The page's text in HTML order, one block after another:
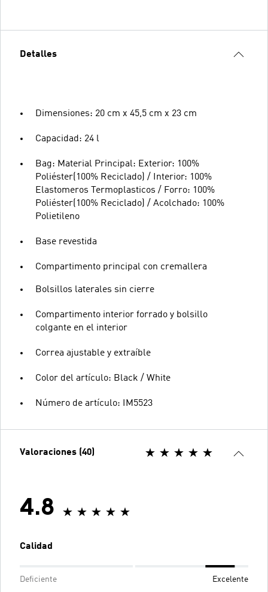
Detalles
Dimensiones: 20 cm x 45,5 cm x 23 cm
Capacidad: 24 l
Bag: Material Principal: Exterior: 100%
Poliéster(100% Reciclado) / Interior: 100%
Elastomeros Termoplasticos / Forro: 100%
Poliéster(100% Reciclado) / Acolchado: 100%
Polietileno
Base revestida
Compartimento principal con cremallera
Bolsillos laterales sin cierre
Compartimento interior forrado y bolsillo
colgante en el interior
Correa ajustable y extraíble
Color del artículo: Black / White
Número de artículo: IM5523
Valoraciones (40)
4.8
Calidad
Deficiente Excelente